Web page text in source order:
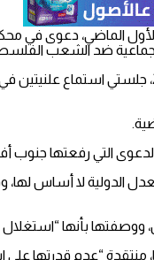
جماعية ضد الشعب
وعقدت محكمة العدل الدولية يومي الخميس
التي رفعتها جنوب
الدولية لا أساس
بأنها “استغلال
منتقدة “عدم قدرتها